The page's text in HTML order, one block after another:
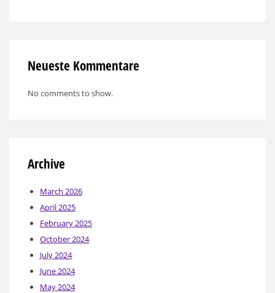
Neueste Kommentare
No comments to show.
Archive
March 2026
April 2025
February 2025
October 2024
July 2024
June 2024
May 2024